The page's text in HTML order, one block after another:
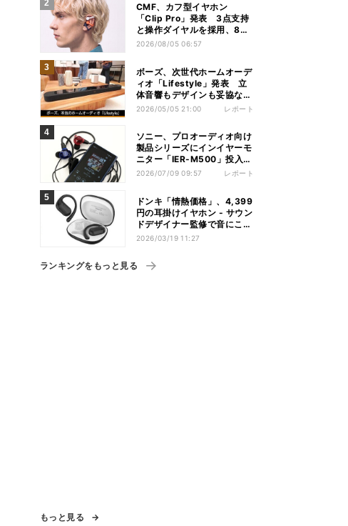
CMF、カフ型イヤホン
「Clip Pro」発表 3点支持
と操作ダイヤルを採用、8月
15日発売
2026/08/05 06:57
ボーズ、次世代ホームオーデ
ィオ「Lifestyle」発表 立
体音響もデザインも妥協な
し！
2026/05/05 21:00 レポート
ソニー、プロオーディオ向け
製品シリーズにインイヤーモ
ニター「IER-M500」投入。
実機を聴いてきた
2026/07/09 09:57 レポート
ドンキ「情熱価格」、4,399
円の耳掛けイヤホン - サウン
ドデザイナー監修で音にこだ
わり
2026/03/19 11:27
ランキングをもっと見る
もっと見る